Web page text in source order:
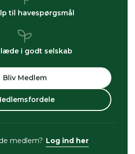
til havespørgsmål
i godt selskab
Bliv Medlem
medlem? Log ind her